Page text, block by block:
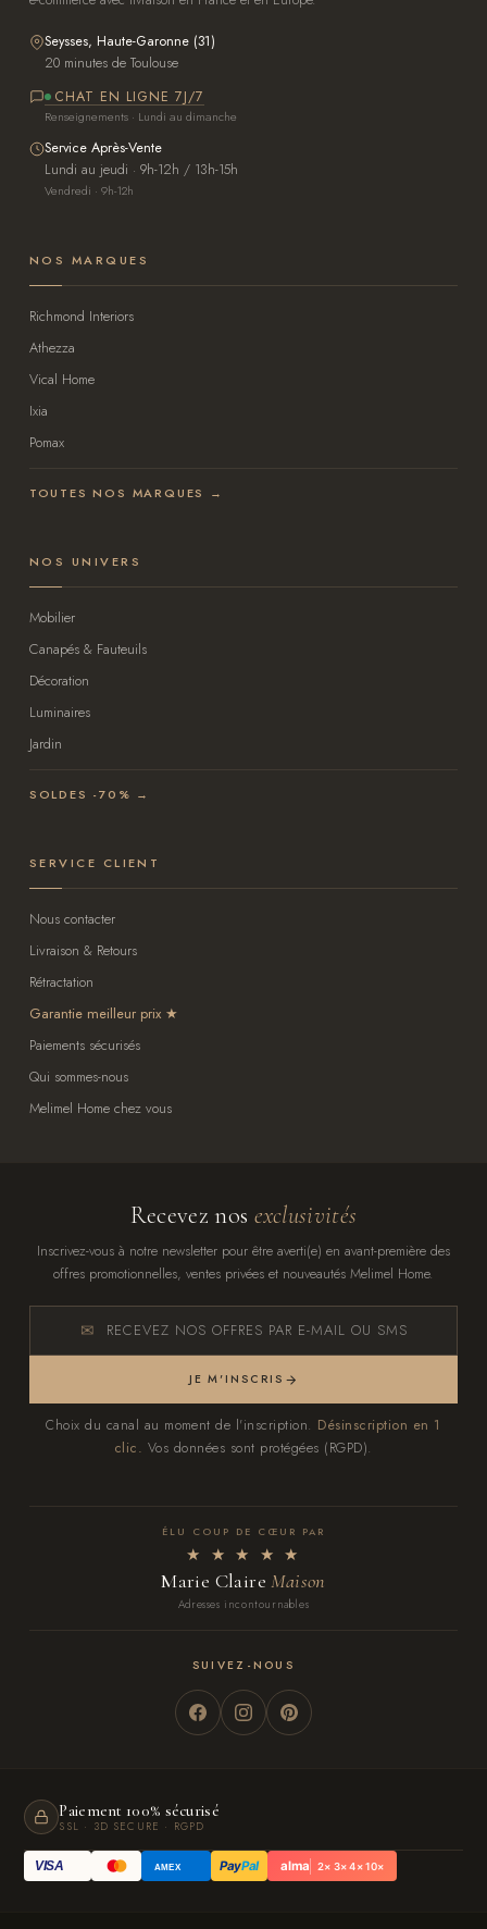
Seysses, Haute-Garonne (31)
20 minutes de Toulouse
CHAT EN LIGNE 7J/7
Renseignements · Lundi au dimanche
Service Après-Vente
Lundi au jeudi · 9h-12h / 13h-15h
Vendredi · 9h-12h
NOS MARQUES
Richmond Interiors
Athezza
Vical Home
Ixia
Pomax
TOUTES NOS MARQUES →
NOS UNIVERS
Mobilier
Canapés & Fauteuils
Décoration
Luminaires
Jardin
SOLDES -70% →
SERVICE CLIENT
Nous contacter
Livraison & Retours
Rétractation
Garantie meilleur prix
Paiements sécurisés
Qui sommes-nous
Melimel Home chez vous
Recevez nos exclusivités
Inscrivez-vous à notre newsletter pour être averti(e) en avant-première des
offres promotionnelles, ventes privées et nouveautés Melimel Home.
RECEVEZ NOS OFFRES PAR E-MAIL OU SMS
JE M'INSCRIS
Choix du canal au moment de l'inscription. Désinscription en 1
clic. Vos données sont protégées (RGPD).
ÉLU COUP DE CŒUR PAR
★ ★ ★ ★ ★
Marie ClaireMaison
Adresses incontournables
SUIVEZ-NOUS
Paiement 100% sécurisé
SSL · 3D SECURE · RGPD
VISA AMEX PayPal alma 2× 3× 4× 10×